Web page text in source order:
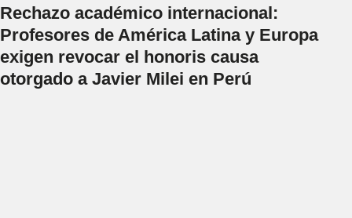
Rechazo académico internacional:
Profesores de América Latina y Europa
exigen revocar el honoris causa
otorgado a Javier Milei en Perú